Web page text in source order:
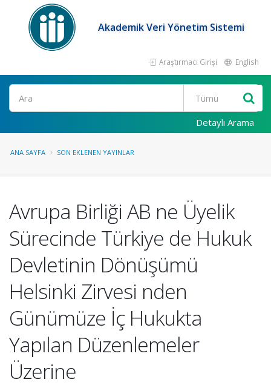
Akademik Veri Yönetim Sistemi
Araştırmacı Girişi English
Ara
Detaylı Arama
ANA SAYFA SON EKLENEN YAYINLAR
Avrupa Birliği AB ne Üyelik
Sürecinde Türkiye de Hukuk
Devletinin Dönüşümü
Helsinki Zirvesi nden
Günümüze İç Hukukta
Yapılan Düzenlemeler
Üzerine